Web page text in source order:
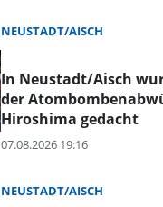
NEUSTADT/AISCH
In Neustadt/Aisch
der
Hiroshima gedacht
07.08.2026 19:16
NEUSTADT/AISCH